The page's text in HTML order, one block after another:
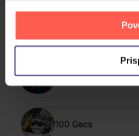
10,000 Maniacs
100 Gecs